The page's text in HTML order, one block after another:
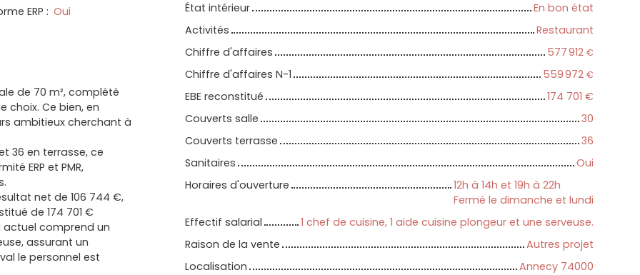
ERP : Oui
de 70 m², complété
choix. Ce bien, en
ambitieux cherchant à
36 en terrasse, ce
ERP et PMR,
net de 106 744 €,
de 174 701 €
comprend un
assurant un
le personnel est
État intérieur
En bon état
Activités
Restaurant
Chiffre d'affaires
577 912 €
Chiffre d'affaires N-1 559 972 €
EBE reconstitué 174 701 €
Couverts salle
30
Couverts terrasse
36
Sanitaires
Oui
Horaires d'ouverture
12h à 14h et 19h à 22h
Fermé le dimanche et lundi
Effectif salarial
1 chef de cuisine, 1 aide cuisine plongeur et une serveuse.
Raison de la vente
Autres projet
Localisation
Annecy 74000